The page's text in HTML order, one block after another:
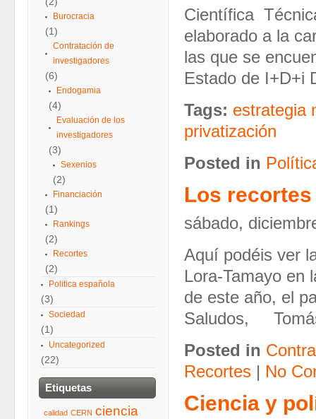
Científica
elaborado a la
las que se
Estado de I+D+i
Tags: estrategia
privatización
Posted in
Los recortes
sábado,
Aquí podéis ver
Lora-Tamayo en
de este año, el
Saludos,
Posted in
Recortes | No
Ciencia y
Burocracia
(1)
Contratación de
investigadores
(6)
Endogamia
(4)
Evaluación de los
investigadores
(3)
Sexenios
(2)
Financiación
(1)
Rankings
(2)
Recortes
(2)
Politica española
(3)
Sociedad
(1)
Uncategorized
(22)
Etiquetas
calidad CERN ciencia